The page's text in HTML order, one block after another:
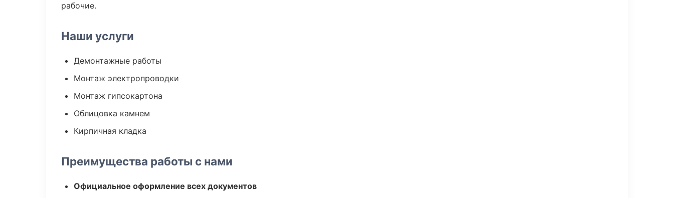
рабочие.
Наши услуги
Демонтажные работы
Монтаж электропроводки
Монтаж гипсокартона
Облицовка камнем
Кирпичная кладка
Преимущества работы с нами
Официальное оформление всех документов